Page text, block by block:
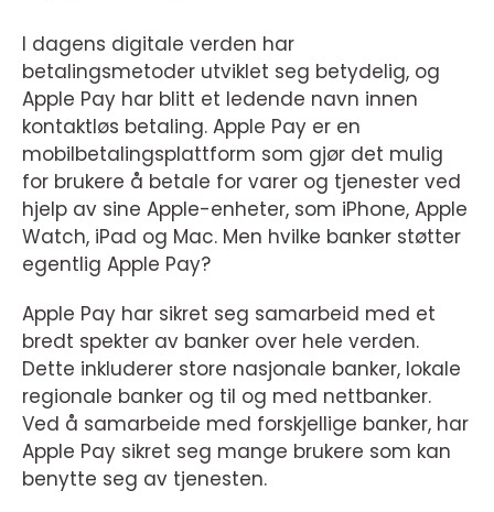
I dagens digitale verden har
betalingsmetoder utviklet seg betydelig, og
Apple Pay har blitt et ledende navn innen
kontaktløs betaling. Apple Pay er en
mobilbetalingsplattform som gjør det mulig
for brukere å betale for varer og tjenester ved
hjelp av sine Apple-enheter, som iPhone, Apple
Watch, iPad og Mac. Men hvilke banker støtter
egentlig Apple Pay?
Apple Pay har sikret seg samarbeid med et
bredt spekter av banker over hele verden.
Dette inkluderer store nasjonale banker, lokale
regionale banker og til og med nettbanker.
Ved å samarbeide med forskjellige banker, har
Apple Pay sikret seg mange brukere som kan
benytte seg av tjenesten.